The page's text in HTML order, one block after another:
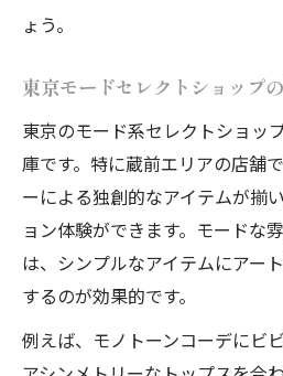
ょう。
東京モードセレクトショップ
東京のモード系セレクトショッ
庫です。特に蔵前エリアの店舗
ーによる独創的なアイテムが揃
ョン体験ができます。モードな
は、シンプルなアイテムにアー
するのが効果的です。
例えば、モノトーンコーデにビ